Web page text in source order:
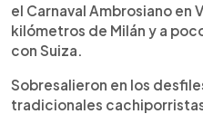
el Carnaval Ambrosiano en
kilómetros de Milán y a
con Suiza.
Sobresalieron en los
tradicionales